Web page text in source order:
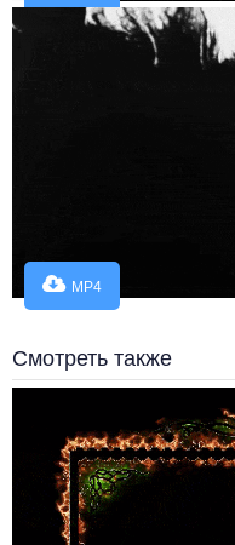
MP4
Смотреть также